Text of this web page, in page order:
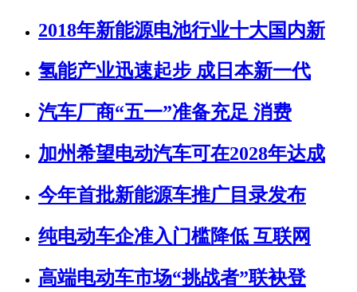
2018年新能源电池行业十大国内新
氢能产业迅速起步 成日本新一代
汽车厂商“五一”准备充足 消费
加州希望电动汽车可在2028年达成
今年首批新能源车推广目录发布
纯电动车企准入门槛降低 互联网
高端电动车市场“挑战者”联袂登